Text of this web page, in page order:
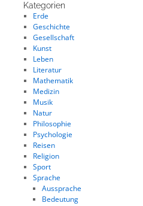
Kategorien
Erde
Geschichte
Gesellschaft
Kunst
Leben
Literatur
Mathematik
Medizin
Musik
Natur
Philosophie
Psychologie
Reisen
Religion
Sport
Sprache
Aussprache
Bedeutung